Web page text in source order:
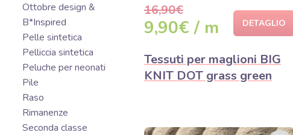
Ottobre design &
B*Inspired
Pelle sintetica
Pelliccia sintetica
Peluche per neonati
Pile
Raso
Rimanenze
Seconda classe
16,90€
9,90€ / m DETAGLIO
Tessuti per maglioni BIG
KNIT DOT grass green